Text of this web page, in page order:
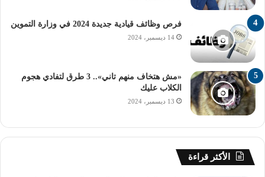
“إيرينا”.
– الإجابة عن الأسئلة المطلوبة في استمارة التسجيل بدقة
وشفافية.
– مراجعة جميع البيانات قبل تقديم الطلب.
رابط التسجيل في مؤتمر الشباب 2025
يمكنكم زيارة الرابط التالي:
فرص وظائف قيادية جديدة 2024 في وزارة التموين
14 ديسمبر، 2024
«مش هتخاف منهم تاني».. 3 طرق لتفادي هجوم
الكلاب عليك
13 ديسمبر، 2024
الأكثر قراءة